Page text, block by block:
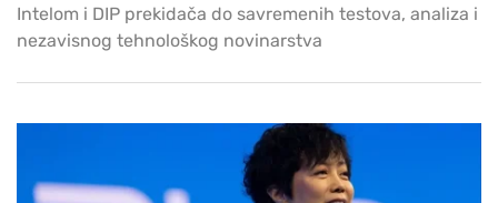
Intelom i DIP prekidača do savremenih testova, analiza i
nezavisnog tehnološkog novinarstva